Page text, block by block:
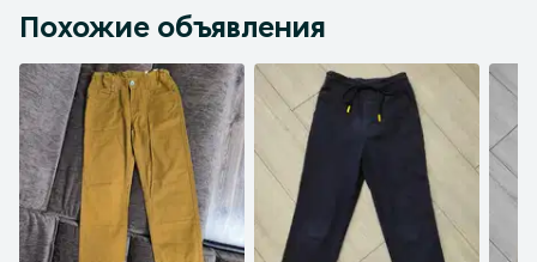
Похожие объявления